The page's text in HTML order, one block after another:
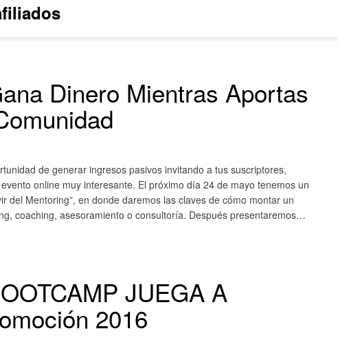
Dinero Mientras Aportas
de generar ingresos pasivos invitando a tus suscriptores,
online muy interesante. El próximo día 24 de mayo tenemos un
del Mentoring”, en donde daremos las claves de cómo montar un
coaching, asesoramiento o consultoría. Después presentaremos…
JUEGA A
2016